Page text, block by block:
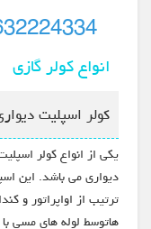
09123131175
انواع کولر گازی
کولر اسپلیت
یکی از انواع کولر
دیواری می باشد. این
ترتیب از اواپراتور و
هاتوسط لوله های مسی با